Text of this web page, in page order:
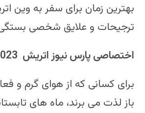
بهترین زمان برای سفر به وین
ترجیحات و علایق شخصی بستگی
اختصاصی پارس نیوز اتریش 3.2.2023
برای کسانی که از هوای گرم و
باز لذت می برند، ماه های